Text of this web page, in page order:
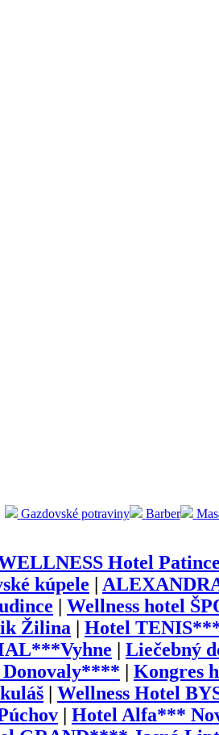
Gazdovské potraviny
Barber
Hotel
kúpele
Wellness hotel
Žilina Hotel
Liečebný
Kongres
Wellness Hotel
Hotel Alfa***